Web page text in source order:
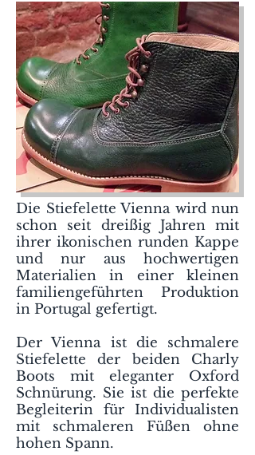
Die Stiefelette Vienna wird nun
schon seit dreißig Jahren mit
ihrer ikonischen runden Kappe
und nur aus hochwertigen
Materialien in einer kleinen
familiengeführten Produktion
in Portugal gefertigt.
Der Vienna ist die schmalere
Stiefelette der beiden Charly
Boots mit eleganter Oxford
Schnürung. Sie ist die perfekte
Begleiterin für Individualisten
mit schmaleren Füßen ohne
hohen Spann.